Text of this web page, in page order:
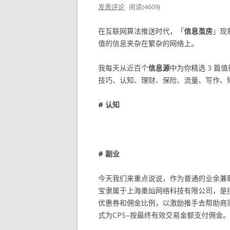
发表评论 阅读(4609)
在互联网算法推送时代，「信息茧房」
值的信息夹杂在繁杂的网络上。
我每天从近百个信息源中为你精选 3 篇值
技巧、认知、理财、保险、流量、写作
# 认知
# 副业
今天我们来重点说说，作为普通的业余
宝隶属于上海墨灿网络科技有限公司，
优惠券和佣金比例，以激励推手去帮助
式为CPS–按最终有效交易金额支付佣金。